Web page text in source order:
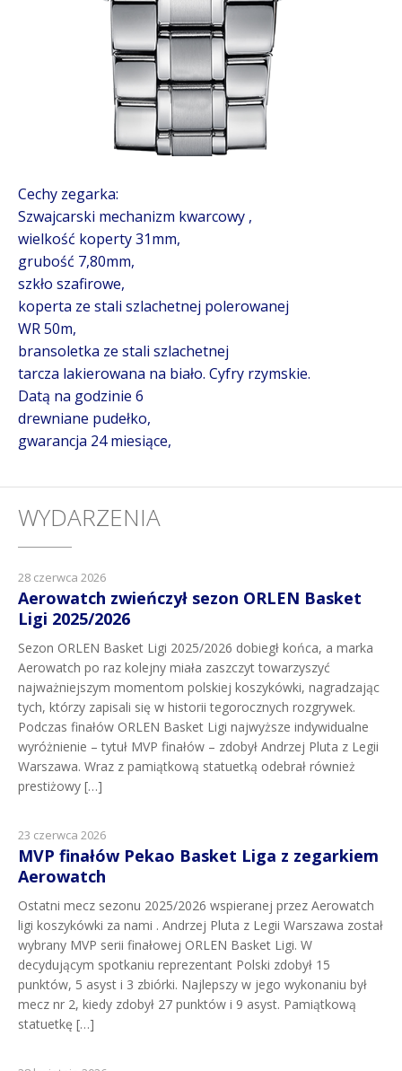
Cechy zegarka:
Szwajcarski mechanizm kwarcowy ,
wielkość koperty 31mm,
grubość 7,80mm,
szkło szafirowe,
koperta ze stali szlachetnej polerowanej
WR 50m,
bransoletka ze stali szlachetnej
tarcza lakierowana na biało. Cyfry rzymskie.
Datą na godzinie 6
drewniane pudełko,
gwarancja 24 miesiące,
WYDARZENIA
28 czerwca 2026
Aerowatch zwieńczył sezon ORLEN Basket
Ligi 2025/2026
Sezon ORLEN Basket Ligi 2025/2026 dobiegł końca, a marka
Aerowatch po raz kolejny miała zaszczyt towarzyszyć
najważniejszym momentom polskiej koszykówki, nagradzając
tych, którzy zapisali się w historii tegorocznych rozgrywek.
Podczas finałów ORLEN Basket Ligi najwyższe indywidualne
wyróżnienie – tytuł MVP finałów – zdobył Andrzej Pluta z Legii
Warszawa. Wraz z pamiątkową statuetką odebrał również
prestiżowy […]
23 czerwca 2026
MVP finałów Pekao Basket Liga z zegarkiem
Aerowatch
Ostatni mecz sezonu 2025/2026 wspieranej przez Aerowatch
ligi koszykówki za nami . Andrzej Pluta z Legii Warszawa został
wybrany MVP serii finałowej ORLEN Basket Ligi. W
decydującym spotkaniu reprezentant Polski zdobył 15
punktów, 5 asyst i 3 zbiórki. Najlepszy w jego wykonaniu był
mecz nr 2, kiedy zdobył 27 punktów i 9 asyst. Pamiątkową
statuetkę […]